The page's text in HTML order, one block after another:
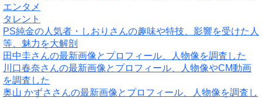
エンタメ
タレント
PS純金の人気者・しおりさんの趣味や特技、影響を受けた人
等、魅力を大解剖
田中圭さんの最新画像とプロフィール、人物像を調査した
川口春奈さんの最新画像とプロフィール、人物像やCM動画
を調査した
奥山 かずささんの最新画像とプロフィール、人物像を調査し